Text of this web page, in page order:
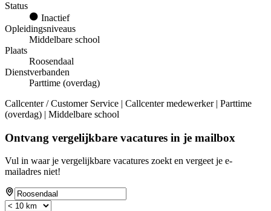
Status
Inactief
Opleidingsniveaus
Middelbare school
Plaats
Roosendaal
Dienstverbanden
Parttime (overdag)
Callcenter / Customer Service | Callcenter medewerker | Parttime
(overdag) | Middelbare school
Ontvang vergelijkbare vacatures in je mailbox
Vul in waar je vergelijkbare vacatures zoekt en vergeet je e-
mailadres niet!